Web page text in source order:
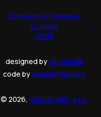
Obchodné podmienky
Cookies
GDPR
designed bywildcards
code bywisdomfactory
© 2026, KANCELARIE, s.r.o.